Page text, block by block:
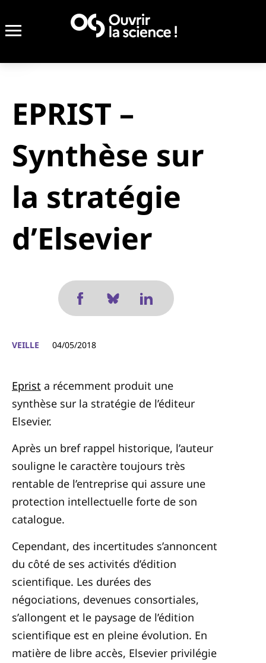
EPRIST –
Synthèse sur
la stratégie
d’Elsevier
VEILLE 04/05/2018
Eprist a récemment produit une
synthèse sur la stratégie de l’éditeur
Elsevier.
Après un bref rappel historique, l’auteur
souligne le caractère toujours très
rentable de l’entreprise qui assure une
protection intellectuelle forte de son
catalogue.
Cependant, des incertitudes s’annoncent
du côté de ses activités d’édition
scientifique. Les durées des
négociations, devenues consortiales,
s’allongent et le paysage de l’édition
scientifique est en pleine évolution. En
matière de libre accès, Elsevier privilégie